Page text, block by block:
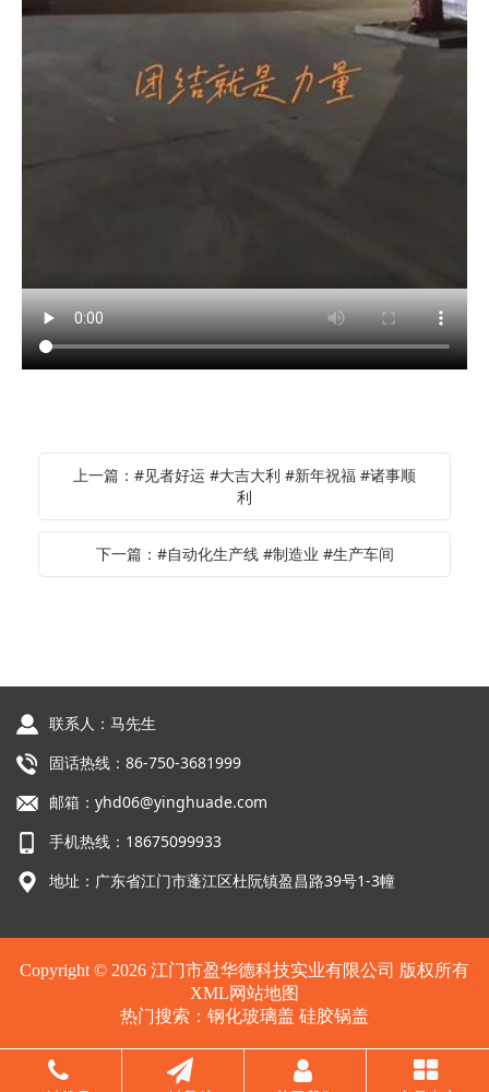
上一篇：#见者好运 #大吉大利 #新年祝福 #诸事顺
利
下一篇：#自动化生产线 #制造业 #生产车间
联系人：马先生
固话热线：86-750-3681999
邮箱：yhd06@yinghuade.com
手机热线：18675099933
地址：广东省江门市蓬江区杜阮镇盈昌路39号1-3幢
Copyright © 2026 江门市盈华德科技实业有限公司 版权所有
XML网站地图
热门搜索： 钢化玻璃盖 硅胶锅盖